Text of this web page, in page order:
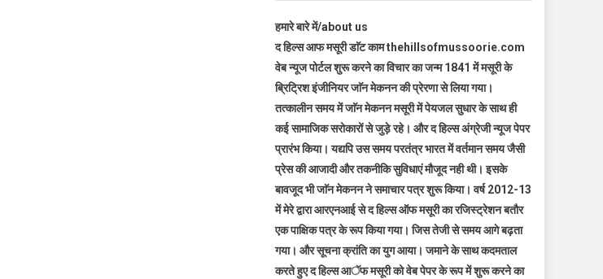
हमारे बारे में/about us
द हिल्स आफ मसूरी डाॅट काम thehillsofmussoorie.com
वेब न्यूज पोर्टल शुरू करने का विचार का जन्म 1841 में मसूरी के
ब्रिट्रिश इंजीनियर जाॅन मेकनन की प्रेरणा से लिया गया।
तत्कालीन समय में जाॅन मेकनन मसूरी में पेयजल सुधार के साथ ही
कई सामाजिक सरोकारों से जुड़े रहे। और द हिल्स अंग्रेजी न्यूज पेपर
प्रारंभ किया। यद्यपि उस समय परतंत्र भारत में वर्तमान समय जैसी
प्रेस की आजादी और तकनीकि सुविधाएं मौजूद नही थी। इसके
बावजूद भी जाॅन मेकनन ने समाचार पत्र शुरू किया। वर्ष 2012-13
में मेरे द्वारा आरएनआई से द हिल्स ऑफ मसूरी का रजिस्ट्रेशन बतौर
एक पाक्षिक पत्र के रूप किया गया। जिस तेजी से समय आगे बढ़ता
गया। और सूचना क्रांति का युग आया। जमाने के साथ कदमताल
करते हुए द हिल्स आॅफ मसूरी को वेब पेपर के रूप में शुरू करने का